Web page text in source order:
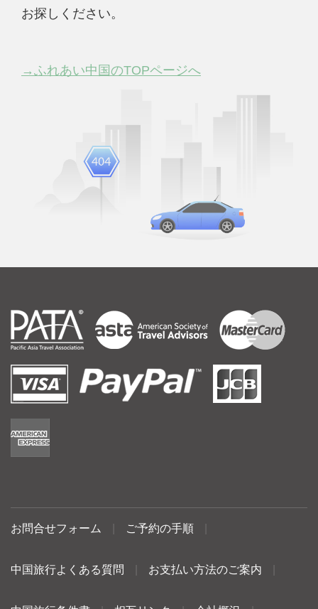
お探しください。
→ふれあい中国のTOPページへ
お問合せフォーム ご予約の手順
中国旅行よくある質問 お支払い方法のご案内